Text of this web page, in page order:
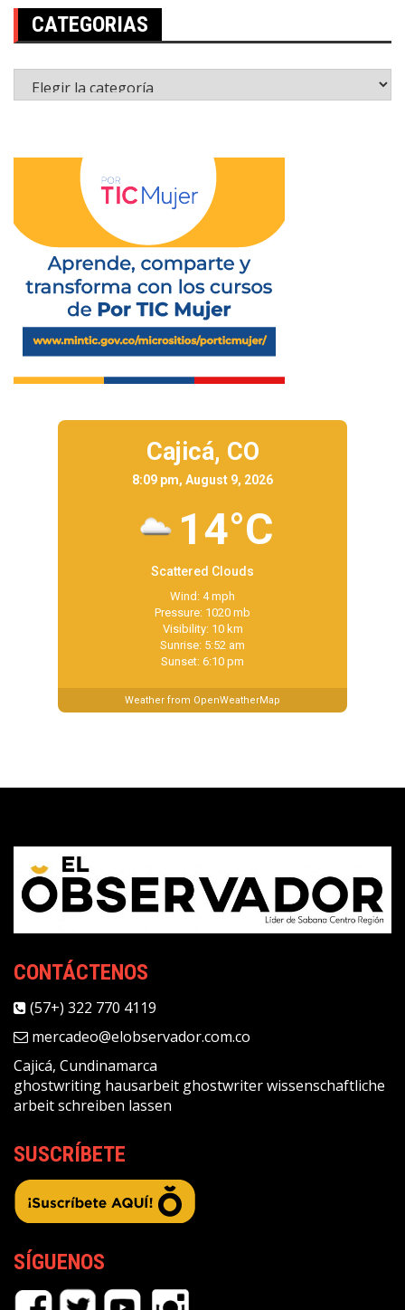
CATEGORIAS
Cajicá, CO
8:09 pm, August 9, 2026
14°C
Scattered Clouds
Wind: 4 mph
Pressure: 1020 mb
Visibility: 10 km
Sunrise: 5:52 am
Sunset: 6:10 pm
Weather from OpenWeatherMap
CONTÁCTENOS
(57+) 322 770 4119
mercadeo@elobservador.com.co
Cajicá, Cundinamarca
ghostwriting hausarbeit ghostwriterwissenschaftliche
arbeit schreiben lassen
SUSCRÍBETE
SÍGUENOS